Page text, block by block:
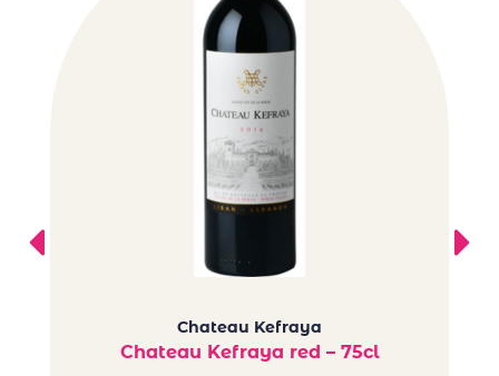
Chateau Kefraya
Chateau Kefraya red – 75cl